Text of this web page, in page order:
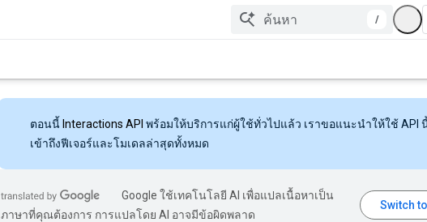
/
ตอนนี้ Interactions API พร้อมให้บริการแก่ผู้ใช้ทั่วไปแล้ว เราขอแนะนำให้ใช้ API
เข้าถึงฟีเจอร์และโมเดลล่าสุดทั้งหมด
Google ใช้เทคโนโลยี AI เพื่อแปลเนื้อหาเป็น
ภาษาที่คุณต้องการ การแปลโดย AI อาจมีข้อผิดพลาด